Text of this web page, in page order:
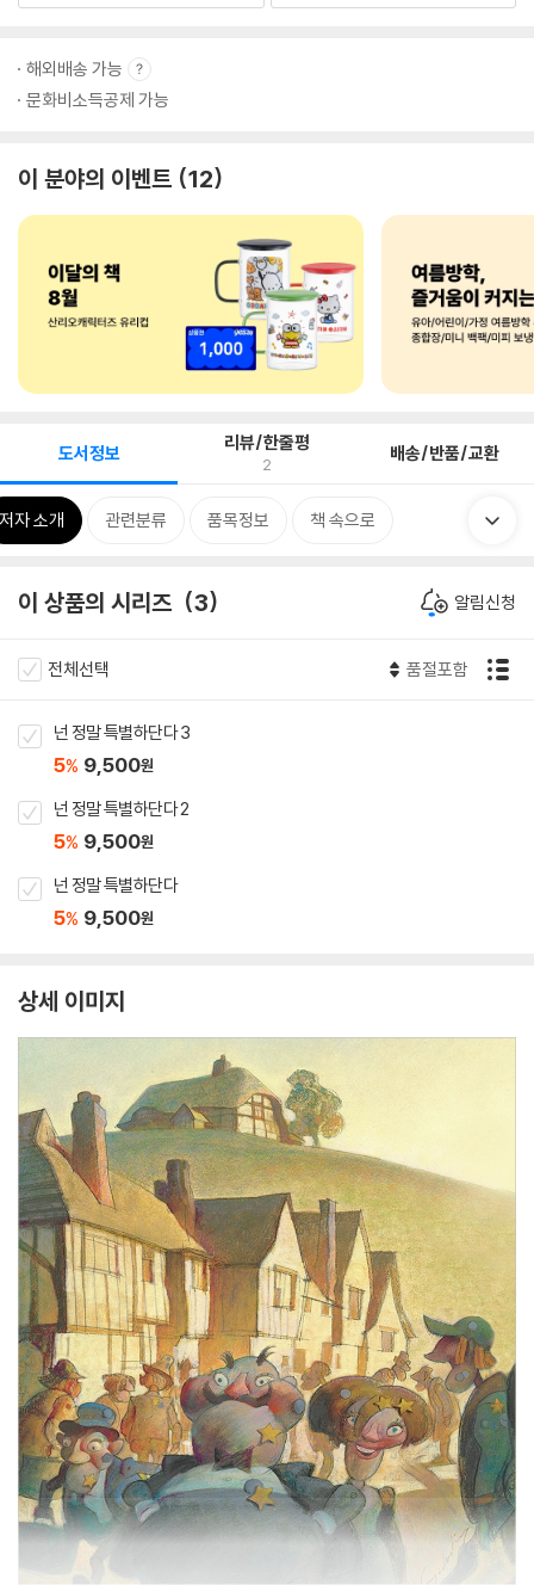
해외배송 가능
문화비소득공제 가능
이 분야의 이벤트 12
도서정보 리뷰/한줄평
2 배송/반품/교환
저자 소개 관련분류 품목정보 책 속으로
이 상품의 시리즈 3 알림신청
전체선택 품절포함
넌 정말 특별하단다 3
5% 9,500원
넌 정말 특별하단다 2
5% 9,500원
넌 정말 특별하단다
5% 9,500원
상세 이미지